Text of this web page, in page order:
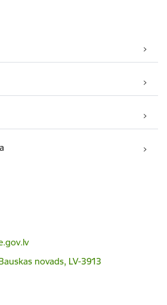
novads, LV-3913